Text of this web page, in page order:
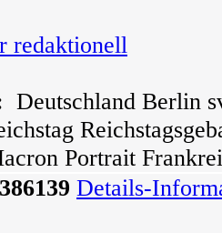
redaktionell
Deutschland Berlin
Portrait
Details-